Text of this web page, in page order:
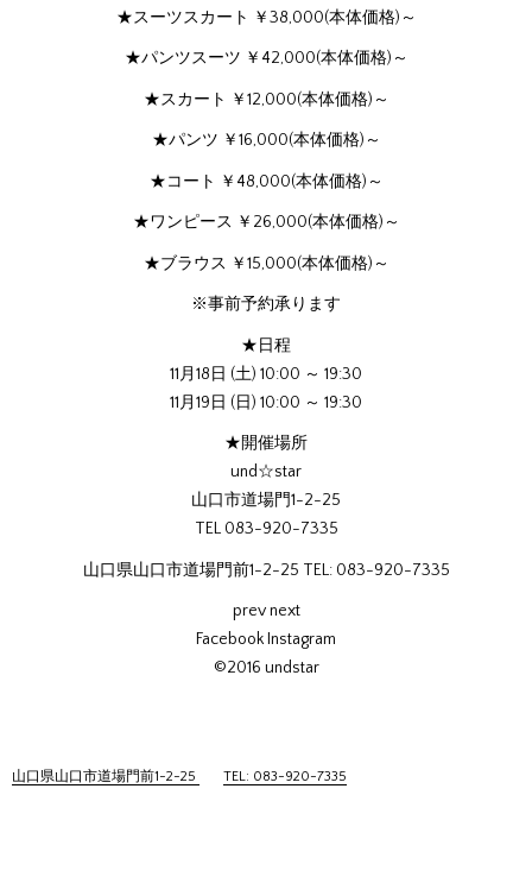
★スーツスカート ￥38,000(本体価格)～
★パンツスーツ ￥42,000(本体価格)～
★スカート ￥12,000(本体価格)～
★パンツ ￥16,000(本体価格)～
★コート ￥48,000(本体価格)～
★ワンピース ￥26,000(本体価格)～
★ブラウス ￥15,000(本体価格)～
※事前予約承ります
★日程
11月18日 (土) 10:00 ～ 19:30
11月19日 (日) 10:00 ～ 19:30
★開催場所
und☆star
山口市道場門1-2-25
TEL 083-920-7335
山口県山口市道場門前1-2-25 TEL: 083-920-7335
prev next
Facebook Instagram
©2016 undstar
山口県山口市道場門前1-2-25 TEL: 083-920-7335